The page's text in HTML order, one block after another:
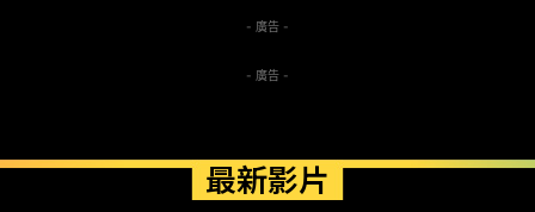
- 廣告 -
- 廣告 -
最新影片